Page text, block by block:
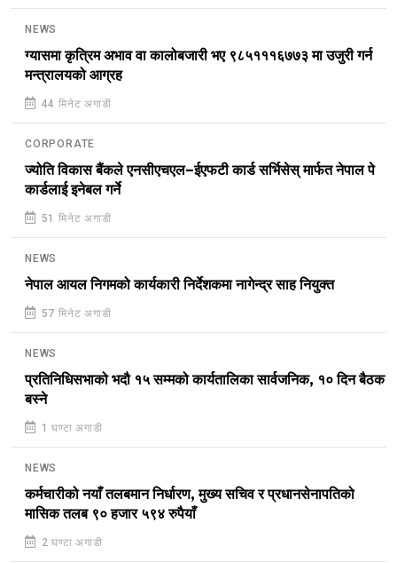
NEWS
ग्यासमा कृत्रिम अभाव वा कालोबजारी भए ९८५१११६७७३ मा उजुरी गर्न
मन्त्रालयको आग्रह
44 मिनेट अगाडी
CORPORATE
ज्योति विकास बैंकले एनसीएचएल–ईएफटी कार्ड सर्भिसेस् मार्फत नेपाल पे
कार्डलाई इनेबल गर्ने
51 मिनेट अगाडी
NEWS
नेपाल आयल निगमको कार्यकारी निर्देशकमा नागेन्द्र साह नियुक्त
57 मिनेट अगाडी
NEWS
प्रतिनिधिसभाको भदौ १५ सम्मको कार्यतालिका सार्वजनिक, १० दिन बैठक
बस्ने
1 घण्टा अगाडी
NEWS
कर्मचारीको नयाँ तलबमान निर्धारण, मुख्य सचिव र प्रधानसेनापतिको
मासिक तलब ९० हजार ५९४ रुपैयाँ
2 घण्टा अगाडी